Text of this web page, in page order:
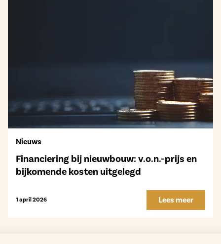
Nieuws
Financiering bij nieuwbouw: v.o.n.-prijs en
bijkomende kosten uitgelegd
1 april 2026 Lees meer